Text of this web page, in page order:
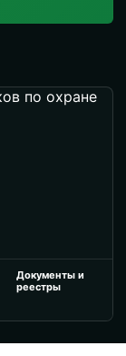
Документы и
реестры